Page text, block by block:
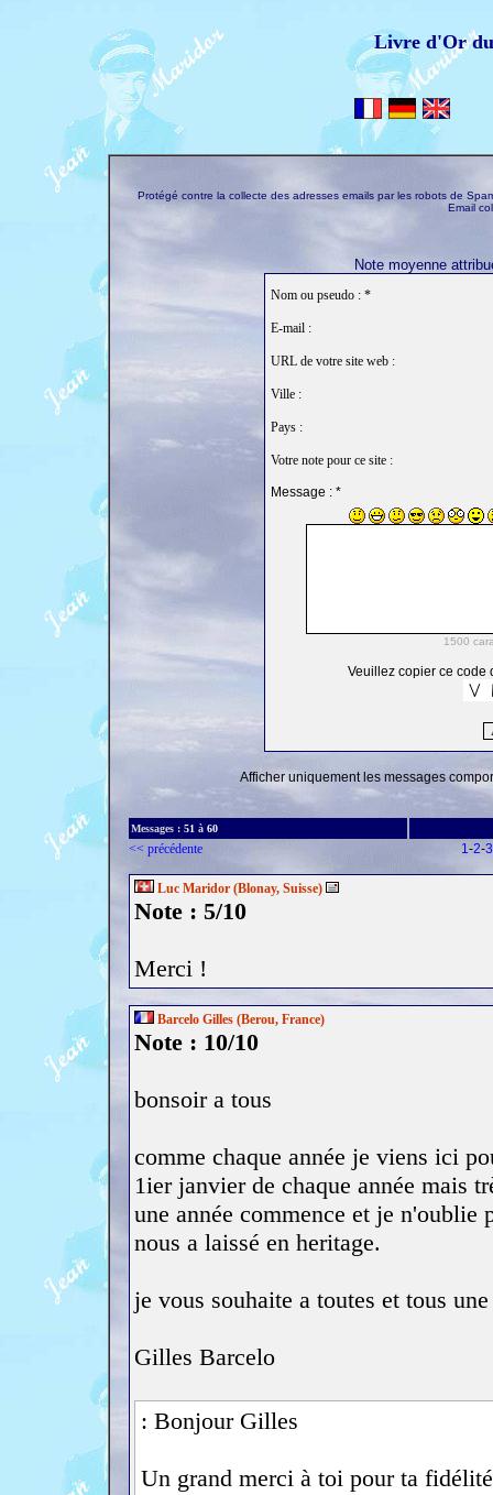
Livre d'Or
Protégé contre la collecte des adresses emails par les robots de
Email
Note moyenne
Nom ou pseudo : *
E-mail :
URL de votre site web :
Ville :
Pays :
Votre note pour ce site :
Message : *
Veuillez copier ce code
Afficher uniquement les messages
Messages : 51 à 60
<< précédente 1-2-3
Luc Maridor (Blonay, Suisse)
Note : 5/10
Merci !
Barcelo Gilles (Berou, France)
Note : 10/10
bonsoir a tous
comme chaque année je viens ici
1ier janvier de chaque année mais
une année commence et je n'oublie
nous a laissé en heritage.
je vous souhaite a toutes et tous
Gilles Barcelo
: Bonjour Gilles
Un grand merci à toi pour ta